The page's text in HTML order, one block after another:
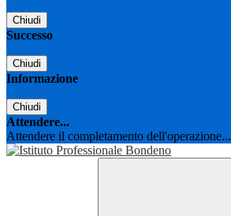
Chiudi
Successo
Chiudi
Informazione
Chiudi
Attendere...
Attendere il completamento dell'operazione...